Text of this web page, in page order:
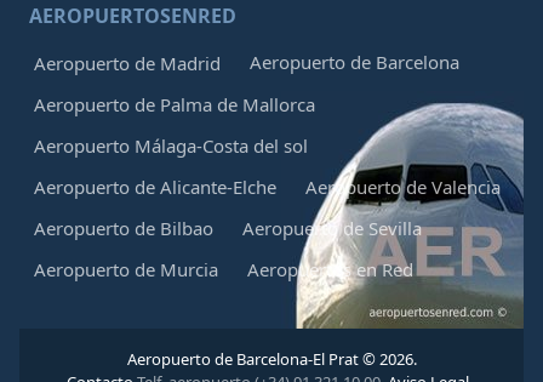
AEROPUERTOSENRED
Aeropuerto de Madrid
Aeropuerto de Barcelona
Aeropuerto de Palma de Mallorca
Aeropuerto Málaga-Costa del sol
Aeropuerto de Alicante-Elche
Aeropuerto de Valencia
Aeropuerto de Bilbao
Aeropuerto de Sevilla
Aeropuerto de Murcia
Aeropuertos en Red
Aeropuerto de Barcelona-El Prat © 2026.